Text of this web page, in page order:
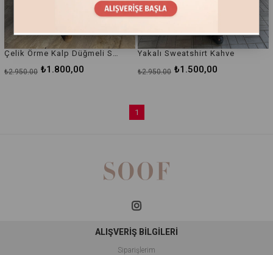
₺1.800,00
₺2.950,00
Yakalı Sweatshirt Kahve
₺1.500,00
₺2.950,00
1
ALIŞVERİŞ BİLGİLERİ
Siparişlerim